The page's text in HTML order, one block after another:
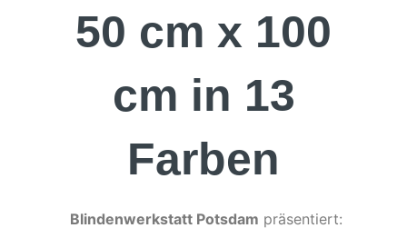
50 cm x 100
cm in 13
Farben
Blindenwerkstatt Potsdam präsentiert: